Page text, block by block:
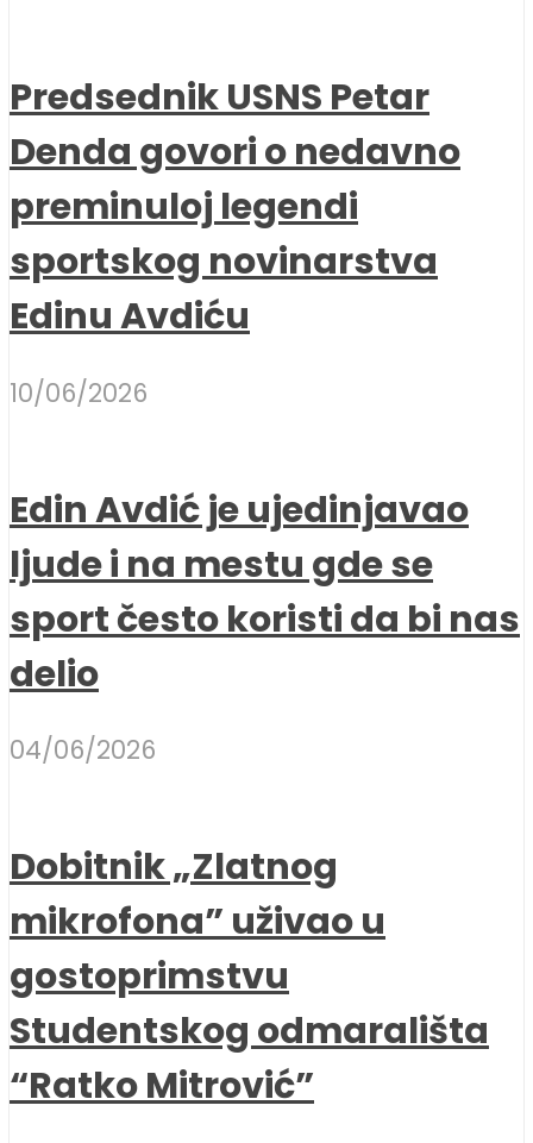
Predsednik USNS Petar
Denda govori o nedavno
preminuloj legendi
sportskog novinarstva
Edinu Avdiću
10/06/2026
Edin Avdić je ujedinjavao
ljude i na mestu gde se
sport često koristi da bi nas
delio
04/06/2026
Dobitnik „Zlatnog
mikrofona” uživao u
gostoprimstvu
Studentskog odmarališta
“Ratko Mitrović”